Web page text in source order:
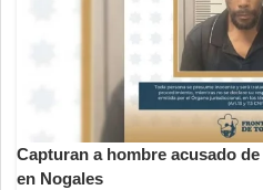
Capturan a hombre acusado
en Nogales